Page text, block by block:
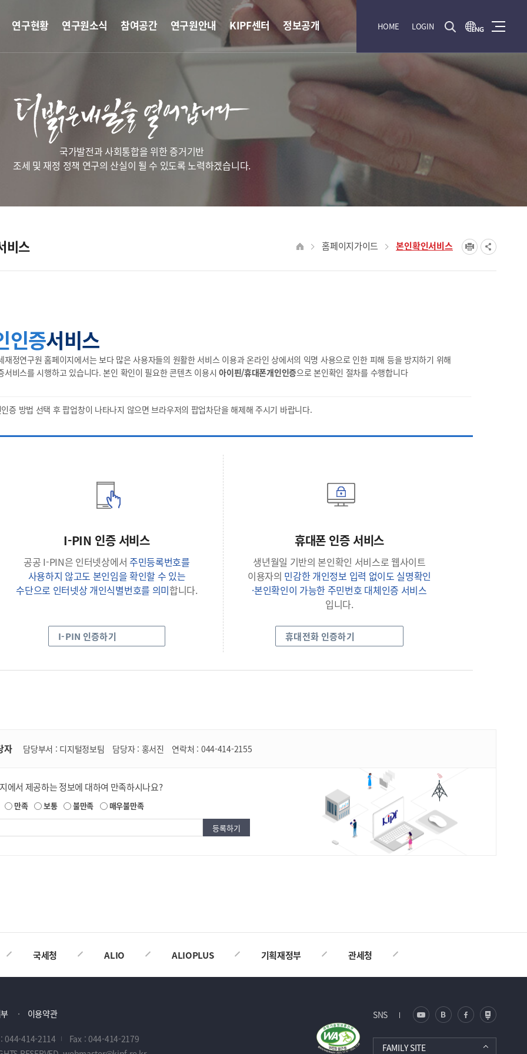
HOME LOGIN
연구현황 연구원소식 참여공간 연구원안내 KIPF센터 정보공개
국가발전과 사회통합을 위한 증거기반
조세 및 재정 정책 연구의 산실이 될 수 있도록 노력하겠습니다.
비스 홈페이지가이드 본인확인서비스
인증서비스
재정연구원 홈페이지에서는 보다 많은 사용자들의 원활한 서비스 이용과 온라인 상에서의 익명 사용으로 인한 피해 등을 방지하기 위해
서비스를 시행하고 있습니다. 본인 확인이 필요한 콘텐츠 이용시아이핀/휴대폰개인인증으로 본인확인 절차를 수행합니다
증 방법 선택 후 팝업창이 나타나지 않으면 브라우저의 팝업차단을 해제해 주시기 바랍니다.
I-PIN 인증 서비스
공공 I-PIN은 인터넷상에서 주민등록번호를
사용하지 않고도 본인임을 확인할 수 있는
수단으로 인터넷상 개인식별번호를 의미합니다.
I-PIN 인증하기
휴대폰 인증 서비스
생년월일 기반의 본인확인 서비스로 웹사이트
이용자의 민감한 개인정보 입력 없이도 실명확인
·본인확인이 가능한 주민번호 대체인증 서비스
입니다.
휴대전화 인증하기
자 담당부서 : 디지털정보팀 담당자 : 홍서진 연락처 : 044-414-2155
에서 제공하는 정보에 대하여 만족하시나요?
만족 보통 불만족 매우불만족
국세청 ALIO ALIOPLUS 기획재정부 관세청
SNS
FAMILY SITE
이용약관
044-414-2114
Fax : 044-414-2179